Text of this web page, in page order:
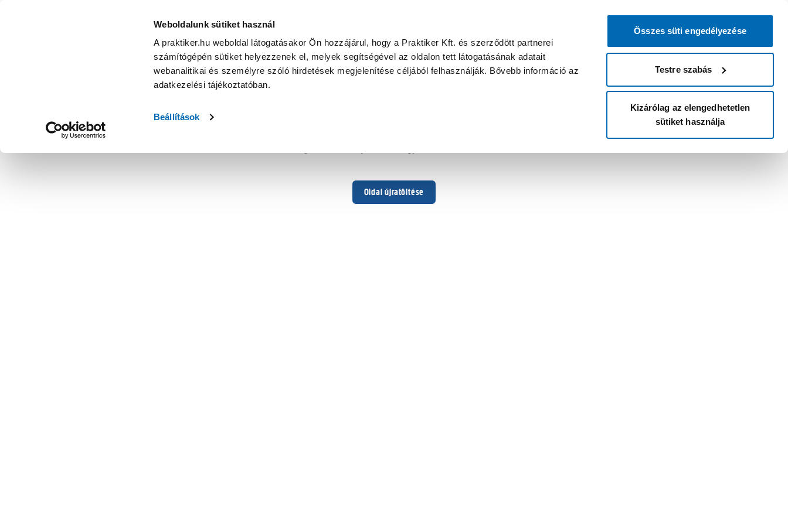
Weboldalunk sütiket használ
A praktiker.hu weboldal látogatásakor Ön hozzájárul, hogy a Praktiker Kft. és szerződött partnerei
számítógépén sütiket helyezzenek el, melyek segítségével az oldalon tett látogatásának adatait
webanalitikai és személyre szóló hirdetések megjelenítése céljából felhasználják. Bővebb információ az
adatkezelési tájékoztatóban.
Beállítások
Összes süti engedélyezése
Testre szabás
Kizárólag az elengedhetetlen
sütiket használja
Oldal újratöltése